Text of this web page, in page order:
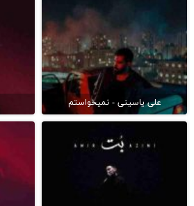
علی یاسینی - نمیخواستم